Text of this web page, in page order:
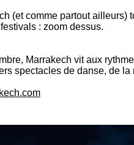
(et comme partout
: zoom dessus.
Marrakech vit aux
spectacles de danse, de